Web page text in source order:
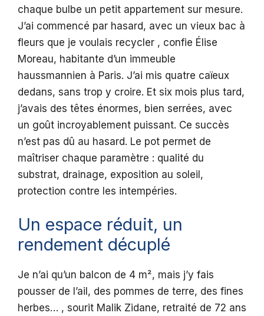
chaque bulbe un petit appartement sur mesure.
J’ai commencé par hasard, avec un vieux bac à
fleurs que je voulais recycler , confie Élise
Moreau, habitante d’un immeuble
haussmannien à Paris. J’ai mis quatre caïeux
dedans, sans trop y croire. Et six mois plus tard,
j’avais des têtes énormes, bien serrées, avec
un goût incroyablement puissant. Ce succès
n’est pas dû au hasard. Le pot permet de
maîtriser chaque paramètre : qualité du
substrat, drainage, exposition au soleil,
protection contre les intempéries.
Un espace réduit, un
rendement décuplé
Je n’ai qu’un balcon de 4 m², mais j’y fais
pousser de l’ail, des pommes de terre, des fines
herbes… , sourit Malik Zidane, retraité de 72 ans